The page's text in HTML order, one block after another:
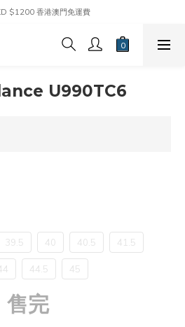
$1200 香港澳門免運費
U990TC6
39.5 40 40.5 41.5
44.5 45
售完